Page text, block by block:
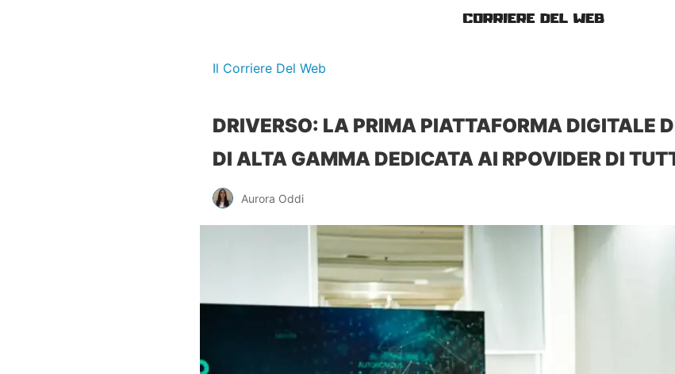
Il Corriere Del Web
DRIVERSO: LA PRIMA PIATTAFORMA DIGITALE
DI ALTA GAMMA DEDICATA AI RPOVIDER DI
Aurora Oddi